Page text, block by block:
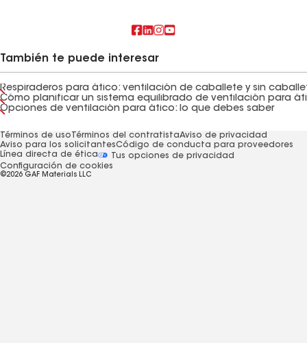
También te puede interesar
Respiraderos para ático: ventilación de caballete y sin
Cómo planificar un sistema equilibrado de ventilación para
Opciones de ventilación para ático: lo que debes saber
Términos de uso Términos del contratistaAviso de privacidad
Aviso para los solicitantesCódigo de conducta para proveedores
Línea directa de ética
Tus opciones de privacidad
Configuración de cookies
©2026 GAF Materials LLC